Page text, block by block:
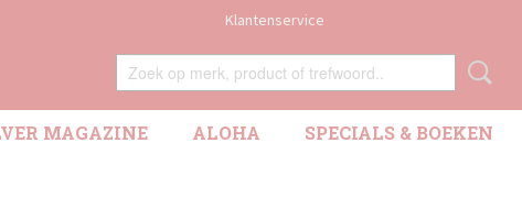
Klantenservice
MAGAZINE ALOHA SPECIALS & BOEKEN